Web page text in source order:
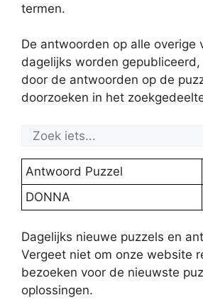
termen.
De antwoorden op alle overige
dagelijks worden
door de antwoorden op de
doorzoeken in het
Antwoord Puzzel
DONNA
Dagelijks nieuwe puzzels en
Vergeet niet om onze website
bezoeken voor de nieuwste
oplossingen.